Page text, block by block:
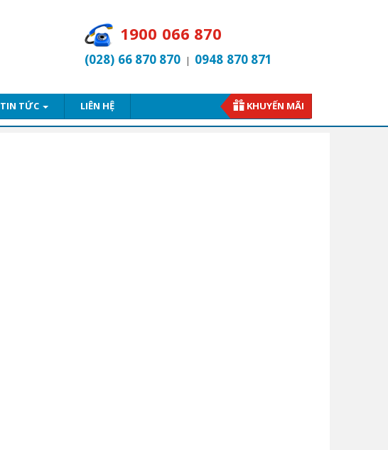
1900 066 870
(028) 66 870 870 | 0948 870 871
TIN TỨC LIÊN HỆ KHUYẾN MÃI